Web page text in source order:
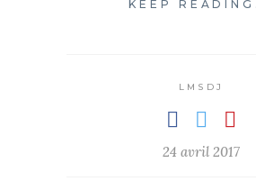
KEEP
LMSDJ
24 avril 2017